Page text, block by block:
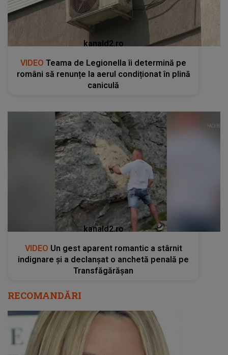
kanald2.ro
VIDEO Teama de Legionella îi determină pe
români să renunțe la aerul condiționat în plină
caniculă
kanald2.ro
VIDEO Un gest aparent romantic a stârnit
indignare și a declanșat o anchetă penală pe
Transfăgărășan
RECOMANDĂRI